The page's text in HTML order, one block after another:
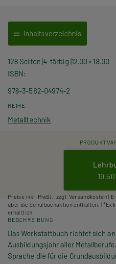
Inhaltsverzeichnis
128 Seiten 4-färbig 12.00 × 18.00
ISBN
978-3-582-04974-2
REIHE
Metalltechnik
Preise inkl. MwSt., zzgl. Versandkosten |
über die Schulbuchaktion enthalten. |
erhältlich.
BESCHREIBUNG
Das Werkstattbuch richtet sich
Ausbildungsjahr aller
Sprache die für die